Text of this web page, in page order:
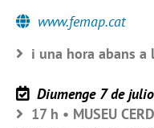
www.femap.cat
i una hora abans a
Diumenge 7 de
17 h • MUSEU